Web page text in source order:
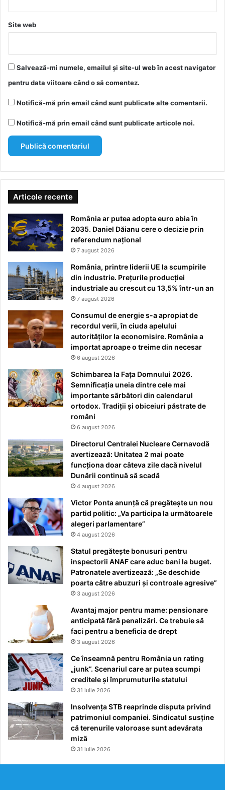
Site web
Salvează-mi numele, emailul și site-ul web în acest navigator
pentru data viitoare când o să comentez.
Notifică-mă prin email când sunt publicate alte comentarii.
Notifică-mă prin email când sunt publicate articole noi.
Articole recente
România ar putea adopta euro abia în
2035. Daniel Dăianu cere o decizie prin
referendum național
7 august 2026
România, printre liderii UE la scumpirile
din industrie. Prețurile producției
industriale au crescut cu 13,5% într-un an
7 august 2026
Consumul de energie s-a apropiat de
recordul verii, în ciuda apelului
autorităților la economisire. România a
importat aproape o treime din necesar
6 august 2026
Schimbarea la Fața Domnului 2026.
Semnificația uneia dintre cele mai
importante sărbători din calendarul
ortodox. Tradiții și obiceiuri păstrate de
români
6 august 2026
Directorul Centralei Nucleare Cernavodă
avertizează: Unitatea 2 mai poate
funcționa doar câteva zile dacă nivelul
Dunării continuă să scadă
4 august 2026
Victor Ponta anunță că pregătește un nou
partid politic: „Va participa la următoarele
alegeri parlamentare”
4 august 2026
Statul pregătește bonusuri pentru
inspectorii ANAF care aduc bani la buget.
Patronatele avertizează: „Se deschide
poarta către abuzuri și controale agresive”
3 august 2026
Avantaj major pentru mame: pensionare
anticipată fără penalizări. Ce trebuie să
faci pentru a beneficia de drept
3 august 2026
Ce înseamnă pentru România un rating
„junk”. Scenariul care ar putea scumpi
creditele și împrumuturile statului
31 iulie 2026
Insolvența STB reaprinde disputa privind
patrimoniul companiei. Sindicatul susține
că terenurile valoroase sunt adevărata
miză
31 iulie 2026